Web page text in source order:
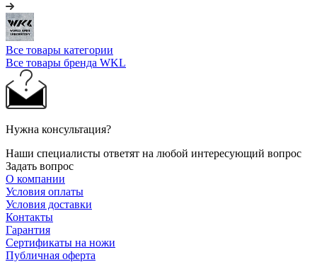
Все товары категории
Все товары бренда WKL
Нужна консультация?
Наши специалисты ответят на любой интересующий вопрос
Задать вопрос
О компании
Условия оплаты
Условия доставки
Контакты
Гарантия
Сертификаты на ножи
Публичная оферта